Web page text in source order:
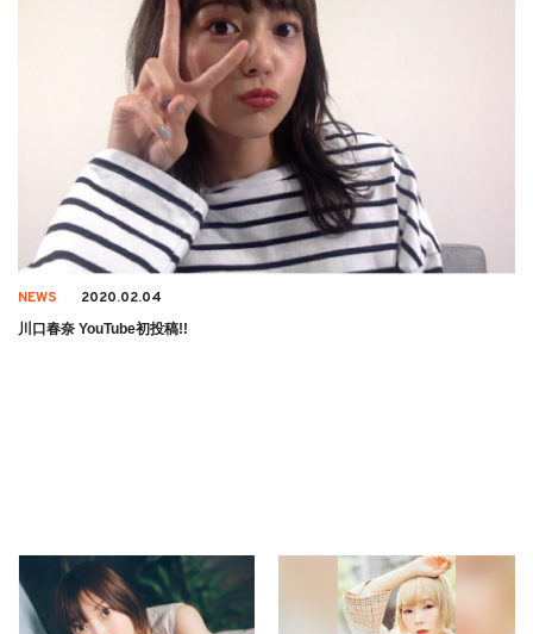
NEWS 2020.02.04
川口春奈 YouTube初投稿!!